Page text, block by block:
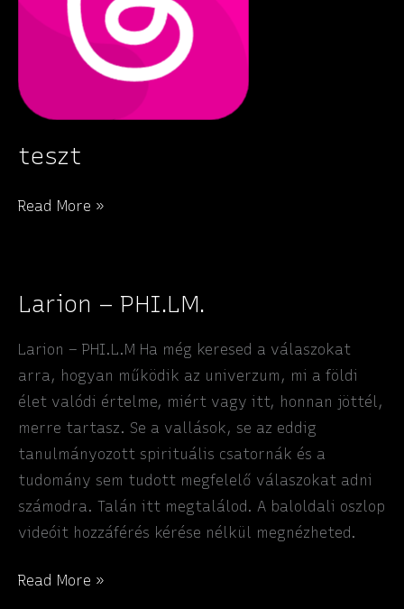
teszt
teszt
Read More »
Larion – PHI.LM.
Larion – PHI.L.M Ha még keresed a válaszokat
arra, hogyan működik az univerzum, mi a földi
élet valódi értelme, miért vagy itt, honnan jöttél,
merre tartasz. Se a vallások, se az eddig
tanulmányozott spirituális csatornák és a
tudomány sem tudott megfelelő válaszokat adni
számodra. Talán itt megtalálod. A baloldali oszlop
videóit hozzáférés kérése nélkül megnézheted.
Larion
Read More »